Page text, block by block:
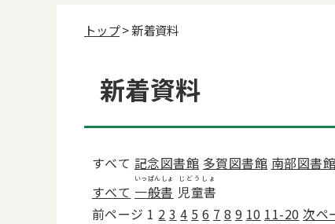
トップ> 新着資料
新着資料
すべて 記念図書館 多賀図書館 南部図書館
すべて 一般書
いっぱんしょ
児童書
じどうしょ
前ページ 1 2 3 4 5 6 7 8 9 10 11-20 次ペ